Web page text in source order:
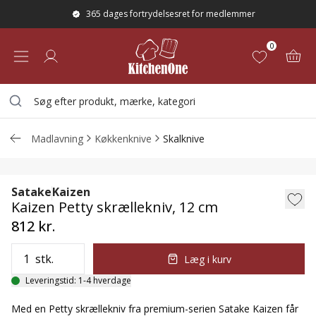
365 dages fortrydelsesret for medlemmer
0
Madlavning Køkkenknive Skalknive
Kaizen Petty skrællekniv, 12 cm
SatakeKaizen
Kaizen Petty skrællekniv, 12 cm
812 kr.
stk. Læg i kurv
Leveringstid: 1-4 hverdage
Med en Petty skrællekniv fra premium-serien Satake Kaizen får